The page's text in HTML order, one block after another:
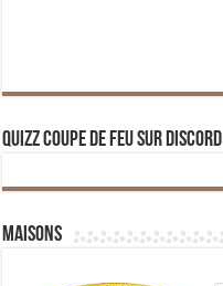
Quizz Coupe de Feu sur Discord
Maisons